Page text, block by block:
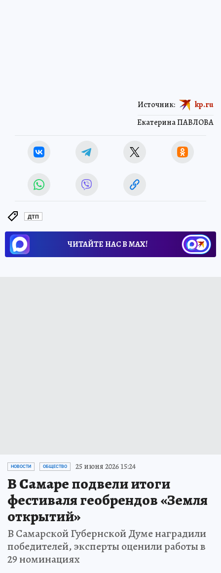
Екатерина ПАВЛОВА
Источник: kp.ru
ДТП
ЧИТАЙТЕ НАС В МАХ!
НОВОСТИ ОБЩЕСТВО 25 июня 2026 15:24
В Самаре подвели итоги
фестиваля геобрендов «Земля
открытий»
В Самарской Губернской Думе наградили
победителей, эксперты оценили работы в
29 номинациях